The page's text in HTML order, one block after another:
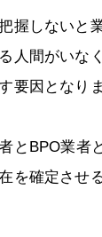
握しないと
人間がいな
要因となりま
とBPO業者
を確定させ